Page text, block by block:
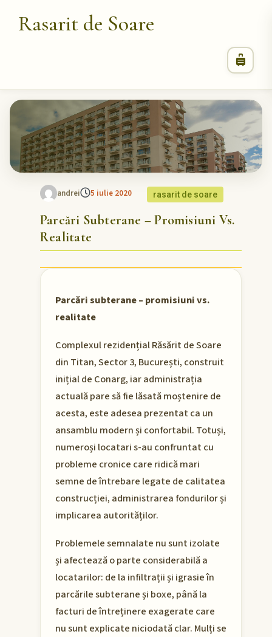
Rasarit de Soare
andrei 5 iulie 2020 rasarit de soare
Parcări Subterane – Promisiuni Vs.
Realitate
Parcări subterane – promisiuni vs.
realitate
Complexul rezidențial Răsărit de Soare
din Titan, Sector 3, București, construit
inițial de Conarg, iar administrația
actuală pare să fie lăsată moștenire de
acesta, este adesea prezentat ca un
ansamblu modern și confortabil. Totuși,
numeroși locatari s-au confruntat cu
probleme cronice care ridică mari
semne de întrebare legate de calitatea
construcției, administrarea fondurilor și
implicarea autorităților.
Problemele semnalate nu sunt izolate
și afectează o parte considerabilă a
locatarilor: de la infiltrații și igrasie în
parcările subterane și boxe, până la
facturi de întreținere exagerate care
nu sunt explicate niciodată clar. Mulți se